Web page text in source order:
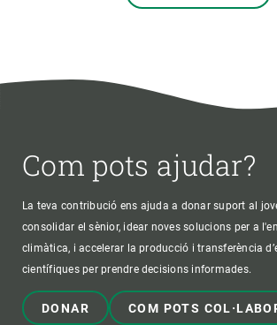
Com pots ajudar?
La teva contribució ens ajuda a donar suport al
consolidar el sènior, idear noves solucions per a
climàtica, i accelerar la producció i transferència
científiques per prendre decisions informades.
DONAR COM POTS